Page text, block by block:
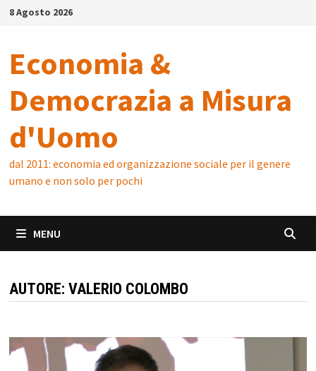
Skip8 Agosto 2026
Economia &
Democrazia a Misura
d'Uomo
dal 2011: economia ed organizzazione sociale per il genere
umano e non solo per pochi
MENU
AUTORE: VALERIO COLOMBO